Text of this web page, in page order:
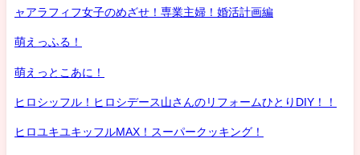
ャアラフィフ女子のめざせ！専業主婦！婚活計画編
萌えっふる！
萌えっとこあに！
ヒロシッフル！ヒロシデース山さんのリフォームひとりDIY！！
ヒロユキユキッフルMAX！スーパークッキング！